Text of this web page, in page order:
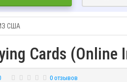
США
Cards
0 отзывов